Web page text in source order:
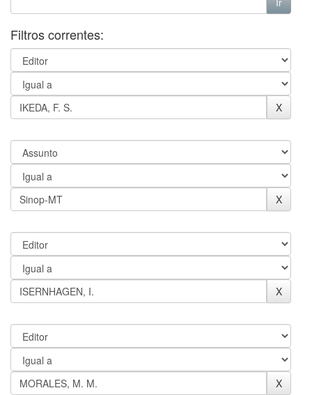
Filtros correntes: